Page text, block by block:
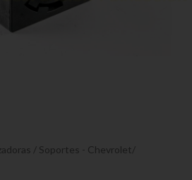
/ Soportes - Chevrolet